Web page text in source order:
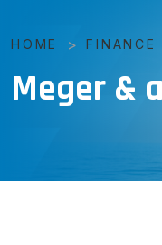
HOME > FINANCE
Meger &